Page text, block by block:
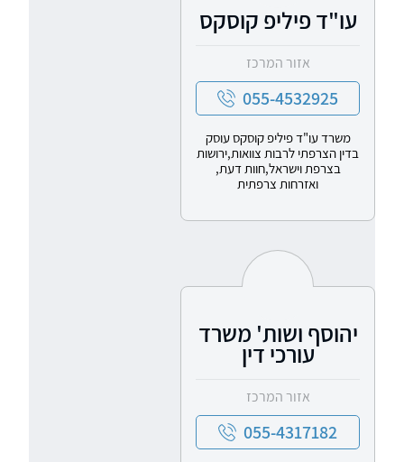
עו"ד פיליפ קוסקס
אזור המרכז
055-4532925
משרד עו"ד פיליפ קוסקס עוסק
בדין הצרפתי לרבות צוואות,ירושות
בצרפת וישראל,חוות דעת,
ואזרחות צרפתית
יהוסף ושות' משרד
עורכי דין
אזור המרכז
055-4317182